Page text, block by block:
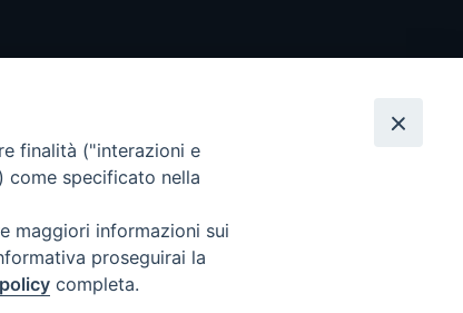
finalità ("interazioni e
come specificato nella
maggiori informazioni sui
proseguirai la
completa.